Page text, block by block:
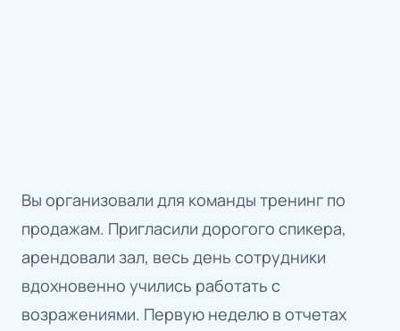
Вы организовали для команды тренинг по
продажам. Пригласили дорогого спикера,
арендовали зал, весь день сотрудники
вдохновенно учились работать с
возражениями. Первую неделю в отчетах